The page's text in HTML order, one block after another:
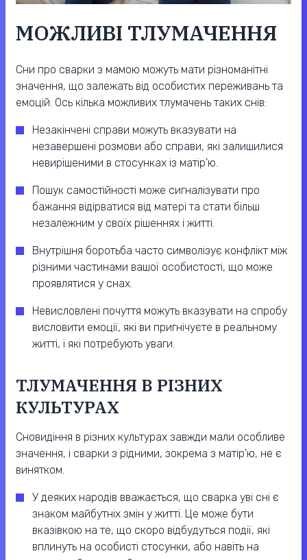
МОЖЛИВІ ТЛУМАЧЕННЯ
Сни про сварки з мамою можуть мати різноманітні
значення, що залежать від особистих переживань та
емоцій. Ось кілька можливих тлумачень таких снів:
Незакінчені справи можуть вказувати на
незавершені розмови або справи, які залишилися
невирішеними в стосунках із матір’ю.
Пошук самостійності може сигналізувати про
бажання відірватися від матері та стати більш
незалежним у своїх рішеннях і житті.
Внутрішня боротьба часто символізує конфлікт між
різними частинами вашої особистості, що може
проявлятися у снах.
Невисловлені почуття можуть вказувати на спробу
висловити емоції, які ви пригнічуєте в реальному
житті, і які потребують уваги.
ТЛУМАЧЕННЯ В РІЗНИХ
КУЛЬТУРАХ
Сновидіння в різних культурах завжди мали особливе
значення, і сварки з рідними, зокрема з матір’ю, не є
винятком.
У деяких народів вважається, що сварка уві сні є
знаком майбутніх змін у житті. Це може бути
вказівкою на те, що скоро відбудуться події, які
вплинуть на особисті стосунки, або навіть на